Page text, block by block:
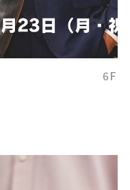
6F